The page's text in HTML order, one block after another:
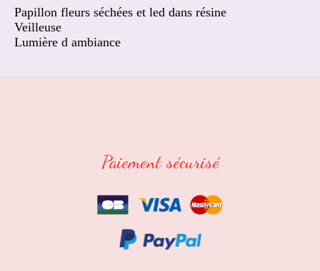
Papillon fleurs séchées et led dans résine
Veilleuse
Lumière d ambiance
Paiement sécurisé